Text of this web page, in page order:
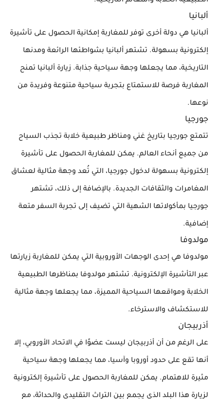
ألبانيا
ألبانيا هي دولة أخرى توفر للمغاربة إمكانية الحصول على تأشيرة
إلكترونية بسهولة. تشتهر ألبانيا بشواطئها الرائعة ومدنها
التاريخية، مما يجعلها وجهة سياحية جذابة. زيارة ألبانيا تمنح
المغاربة فرصة للاستمتاع بتجربة سياحية متنوعة وفريدة من
نوعها.
جورجيا
تتمتع جورجيا بتاريخ غني ومناظر طبيعية خلابة تجذب السياح
من جميع أنحاء العالم. يمكن للمغاربة الحصول على تأشيرة
إلكترونية بسهولة لدخول جورجيا، التي تُعد وجهة مثالية لعشاق
المغامرات والثقافات الجديدة. بالإضافة إلى ذلك، تشتهر
جورجيا بمأكولاتها الشهية التي تضيف إلى تجربة السفر متعة
إضافية.
مولدوفا
مولدوفا هي إحدى الوجهات الأوروبية التي يمكن للمغاربة زيارتها
عبر التأشيرة الإلكترونية. تشتهر مولدوفا بمناظرها الطبيعية
الخلابة ومواقعها السياحية المميزة، مما يجعلها وجهة مثالية
للاستكشاف والاسترخاء.
أذربيجان
على الرغم من أن أذربيجان ليست عضوًا في الاتحاد الأوروبي، إلا
أنها تقع على حدود أوروبا وآسيا، مما يجعلها وجهة سياحية
مثيرة للاهتمام. يمكن للمغاربة الحصول على تأشيرة إلكترونية
لزيارة هذا البلد الذي يجمع بين التراث التقليدي والحداثة، مع